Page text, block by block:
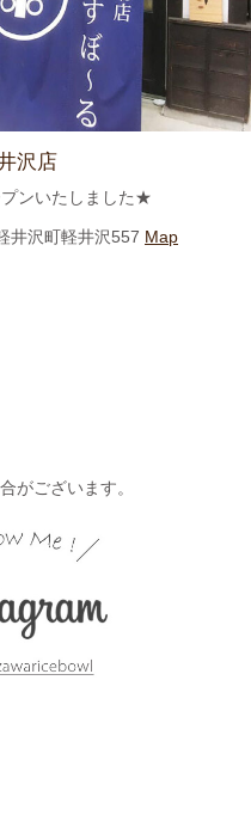
月8日 CBCラジオ ドラ魂
いごはん器のお店 らいす
ーに 白いごはん器のお店
た。
ループエリア 魅力発見マ
前駅」に 白いごはん器のお
した。
の平野泰新さんが白
井店にいらっしゃいまし
の選び方』コーナーで 白い
店が紹介されました。
沢店
ンいたしました★
井沢町軽井沢557 Map
がございます。